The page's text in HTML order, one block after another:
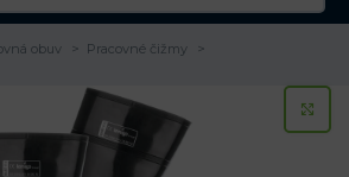
obuv
Pracovné čižmy